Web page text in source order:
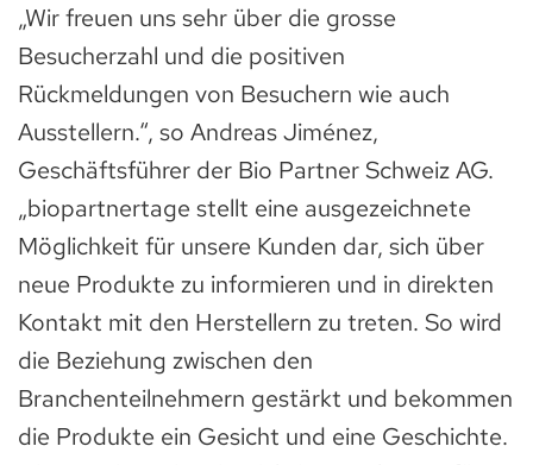
„Wir freuen uns sehr über die grosse
Besucherzahl und die positiven
Rückmeldungen von Besuchern wie auch
Ausstellern.“, so Andreas Jiménez,
Geschäftsführer der Bio Partner Schweiz AG.
„biopartnertage stellt eine ausgezeichnete
Möglichkeit für unsere Kunden dar, sich über
neue Produkte zu informieren und in direkten
Kontakt mit den Herstellern zu treten. So wird
die Beziehung zwischen den
Branchenteilnehmern gestärkt und bekommen
die Produkte ein Gesicht und eine Geschichte.